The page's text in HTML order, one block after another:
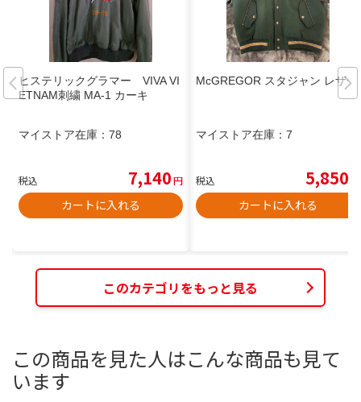
ヒステリックグラマー VIVA VI
ETNAM刺繍 MA-1 カーキ
マイストア在庫： 78
税込 7,140円
カートに入れる
McGREGOR スタジャン レザー
マイストア在庫： 7
税込 5,850
カートに入れる
このカテゴリをもっと見る
この商品を見た人はこんな商品も見て
います